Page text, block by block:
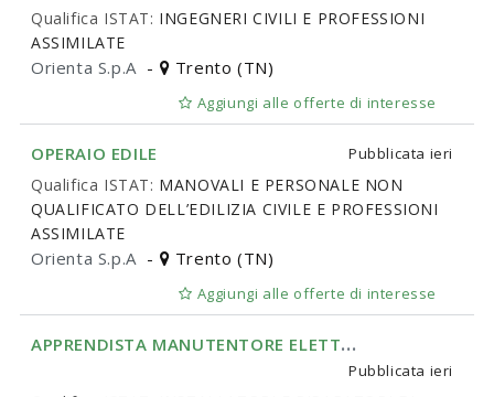
Qualifica ISTAT: INGEGNERI CIVILI E PROFESSIONI
ASSIMILATE
Orienta S.p.A - Trento (TN)
Aggiungi alle offerte di interesse
OPERAIO EDILE Pubblicata ieri
Qualifica ISTAT: MANOVALI E PERSONALE NON
QUALIFICATO DELL’EDILIZIA CIVILE E PROFESSIONI
ASSIMILATE
Orienta S.p.A - Trento (TN)
Aggiungi alle offerte di interesse
A
PPRENDISTA MANUTENTORE ELETTRICO
Pubblicata ieri